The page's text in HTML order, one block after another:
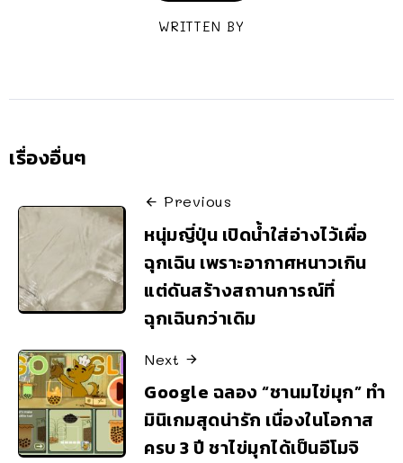
WRITTEN BY
เรื่องอื่นๆ
Previous
หนุ่มญี่ปุ่น เปิดน้ำใส่อ่างไว้เผื่อ
ฉุกเฉิน เพราะอากาศหนาวเกิน
แต่ดันสร้างสถานการณ์ที่
ฉุกเฉินกว่าเดิม
Next
Google ฉลอง “ชานมไข่มุก” ทำ
มินิเกมสุดน่ารัก เนื่องในโอกาส
ครบ 3 ปี ชาไข่มุกได้เป็นอีโมจิ